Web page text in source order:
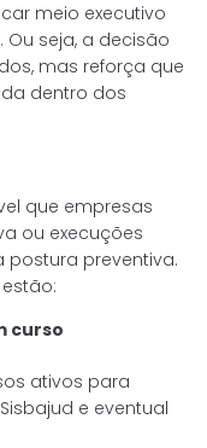
meio executivo
seja, a decisão
mas reforça que
dentro dos
que empresas
ou execuções
preventiva.
curso
ativos para
e eventual